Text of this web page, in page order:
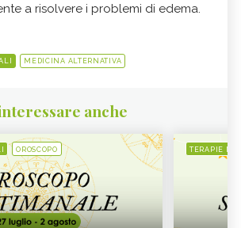
a risolvere i problemi di edema.
MEDICINA ALTERNATIVA
anche
OROSCOPO TERAPIE